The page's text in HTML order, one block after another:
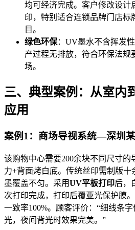
均可经济完成。客户修改设计
印，特别适合连锁品牌门店标
目。
绿色环保：UV墨水不含挥发
产过程无排放，符合环保法规
场。
三、典型案例：从室内
应用
案例1：商场导视系统—深圳
该购物中心需要200余块不同尺寸的
力+背面烤白底。传统丝印需制版十
墨覆盖不匀。采用UV平板打印后，
次打印完成，打印后覆亚光保护膜
一致率100%。顾客评价：“细线条
光，夜间背光时效果完美。”